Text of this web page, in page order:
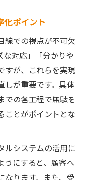
化ポイント
線での視点が不可欠
な対応」「分かりや
すが、これらを実現
しが重要です。具体
での各工程で無駄を
ことがポイントとな
ルシステムの活用に
うにすると、顧客へ
なります。また、受